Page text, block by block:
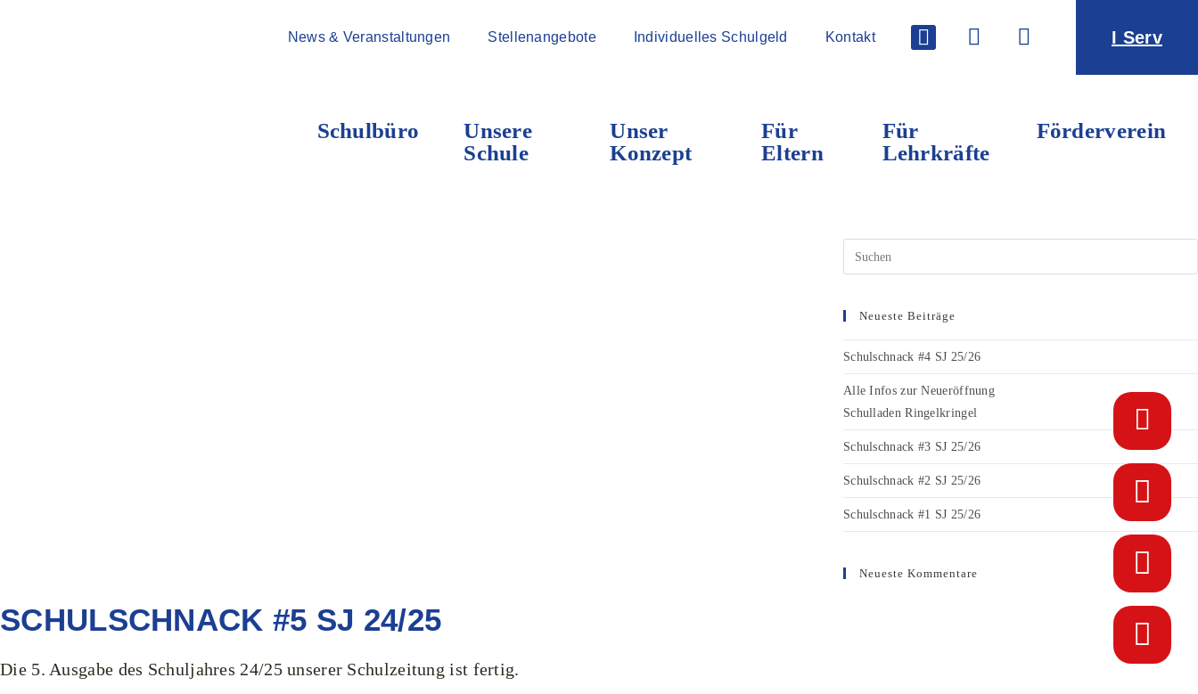
News & Veranstaltungen Stellenangebote Individuelles Schulgeld Kontakt I Serv
Schulbüro
Unsere
Schule
Unser
Konzept
Für
Eltern
Für
Lehrkräfte
Förderverein
SCHULSCHNACK #5 SJ 24/25
Die 5. Ausgabe des Schuljahres 24/25 unserer Schulzeitung ist fertig.
Neueste Beiträge
Schulschnack #4 SJ 25/26
Alle Infos zur Neueröffnung
Schulladen Ringelkringel
Schulschnack #3 SJ 25/26
Schulschnack #2 SJ 25/26
Schulschnack #1 SJ 25/26
Neueste Kommentare